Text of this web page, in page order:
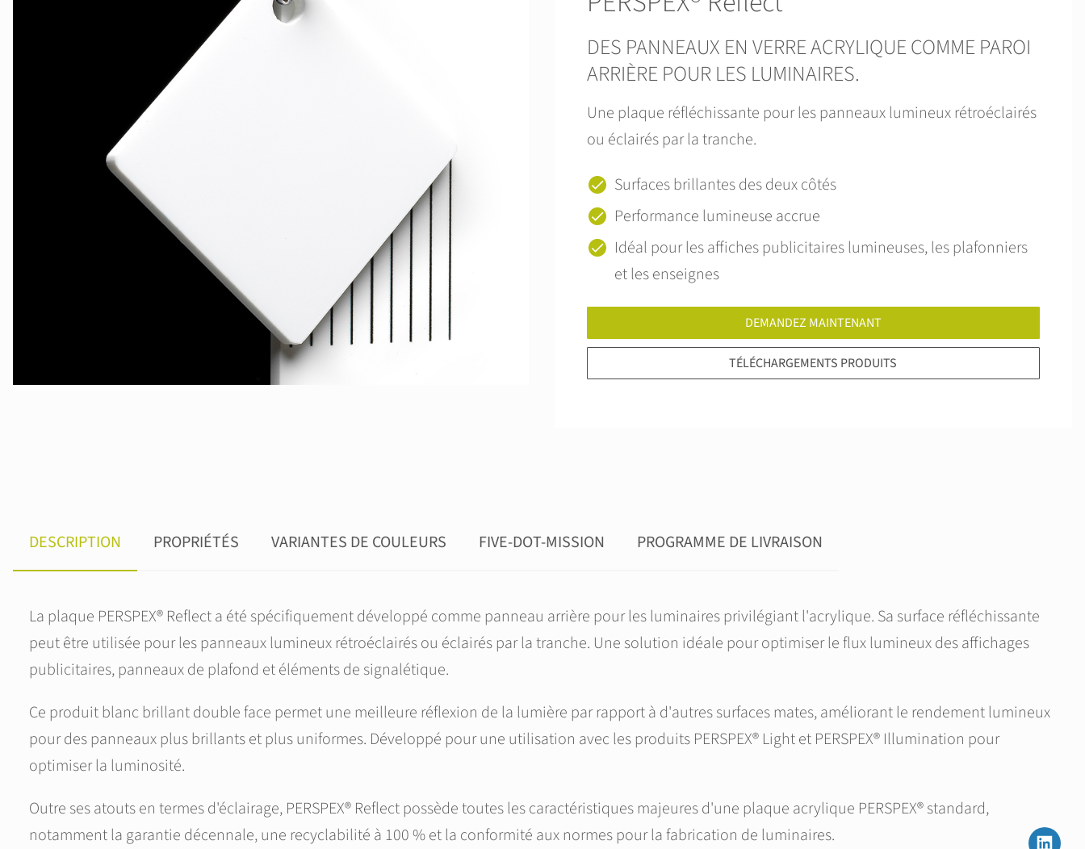
DES PANNEAUX EN VERRE ACRYLIQUE COMME PAROI
ARRIÈRE POUR LES LUMINAIRES.
Une plaque réfléchissante pour les panneaux lumineux rétroéclairés
ou éclairés par la tranche.
Surfaces brillantes des deux côtés
Performance lumineuse accrue
Idéal pour les affiches publicitaires lumineuses, les plafonniers
et les enseignes
DEMANDEZ MAINTENANT
TÉLÉCHARGEMENTS PRODUITS
DESCRIPTION PROPRIÉTÉS VARIANTES DE COULEURS FIVE-DOT-MISSION PROGRAMME DE LIVRAISON
La plaque PERSPEX® Reflect a été spécifiquement développé comme panneau arrière pour les luminaires privilégiant l'acrylique. Sa surface réfléchissante
peut être utilisée pour les panneaux lumineux rétroéclairés ou éclairés par la tranche. Une solution idéale pour optimiser le flux lumineux des affichages
publicitaires, panneaux de plafond et éléments de signalétique.
Ce produit blanc brillant double face permet une meilleure réflexion de la lumière par rapport à d'autres surfaces mates, améliorant le rendement lumineux
pour des panneaux plus brillants et plus uniformes. Développé pour une utilisation avec les produits PERSPEX® Light et PERSPEX® Illumination pour
optimiser la luminosité.
Outre ses atouts en termes d'éclairage, PERSPEX® Reflect possède toutes les caractéristiques majeures d'une plaque acrylique PERSPEX® standard,
notamment la garantie décennale, une recyclabilité à 100 % et la conformité aux normes pour la fabrication de luminaires.